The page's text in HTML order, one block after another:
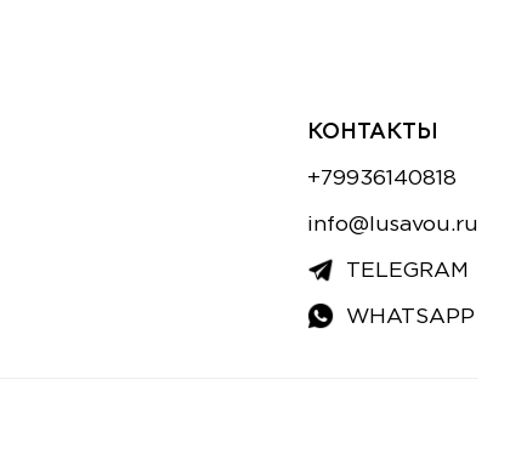
КОНТАКТЫ
+79936140818
info@lusavou.ru
TELEGRAM
WHATSAPP